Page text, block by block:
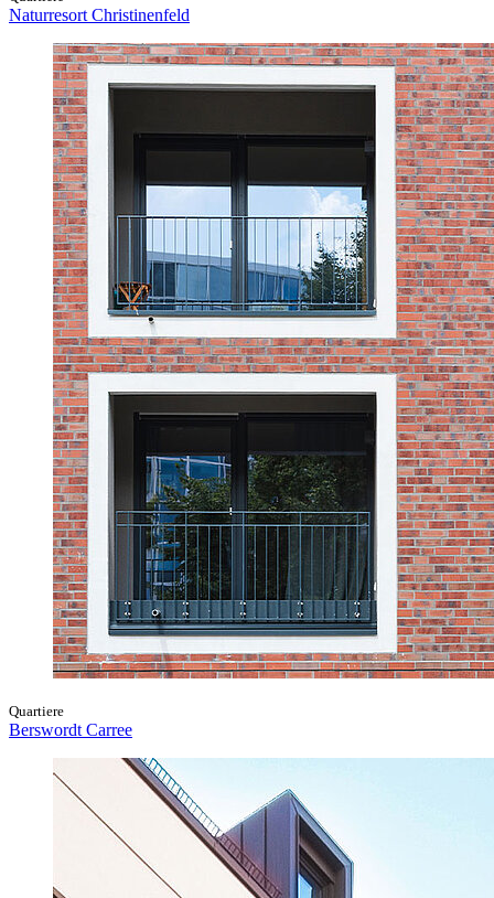
Naturresort Christinenfeld
Quartiere
Berswordt Carree